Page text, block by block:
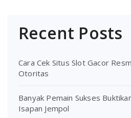
Recent Posts
Cara Cek Situs Slot Gacor
Otoritas
Banyak Pemain Sukses
Isapan Jempol